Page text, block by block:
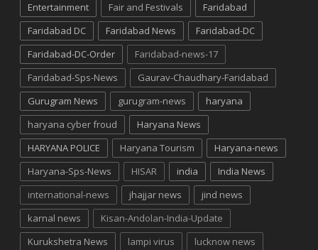
Entertainment
Fair and Festivals
Faridabad
Faridabad DC
Faridabad News
Faridabad-DC
Faridabad-DC-Order
Faridabad-news-17
Faridabad-Sps-News
Gaurav-Chaudhary-Faridabad
Gurugram News
gurugram-news
haryana
haryana cyber froud
Haryana News
HARYANA POLICE
Haryana Tourism
Haryana-news
Haryana-Sps-News
HISAR india
India News
international-news
jhajjar news
jind news
karnal news
Kisan-Andolan-India-Update
Kurukshetra News
lampi virus lucknow news